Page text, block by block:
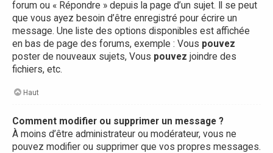
forum ou « Répondre » depuis la page d’un sujet. Il se peut
que vous ayez besoin d’être enregistré pour écrire un
message. Une liste des options disponibles est affichée
en bas de page des forums, exemple : Vous pouvez
poster de nouveaux sujets, Vous pouvez joindre des
fichiers, etc.
Haut
Comment modifier ou supprimer un message ?
À moins d’être administrateur ou modérateur, vous ne
pouvez modifier ou supprimer que vos propres messages.